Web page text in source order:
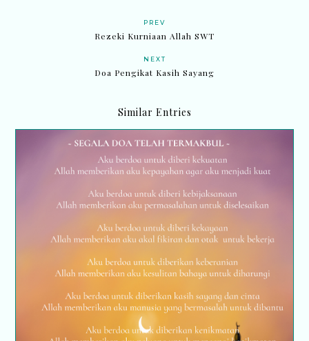
PREV
Rezeki Kurniaan Allah SWT
NEXT
Doa Pengikat Kasih Sayang
Similar Entries
Segala doa telah termakbul